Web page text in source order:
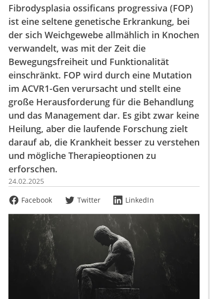
Fibrodysplasia ossificans progressiva (FOP)
ist eine seltene genetische Erkrankung, bei
der sich Weichgewebe allmählich in Knochen
verwandelt, was mit der Zeit die
Bewegungsfreiheit und Funktionalität
einschränkt. FOP wird durch eine Mutation
im ACVR1-Gen verursacht und stellt eine
große Herausforderung für die Behandlung
und das Management dar. Es gibt zwar keine
Heilung, aber die laufende Forschung zielt
darauf ab, die Krankheit besser zu verstehen
und mögliche Therapieoptionen zu
erforschen.
24.02.2025
Facebook
Twitter LinkedIn